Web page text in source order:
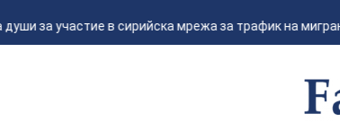
за участие в сирийска мрежа за трафик на